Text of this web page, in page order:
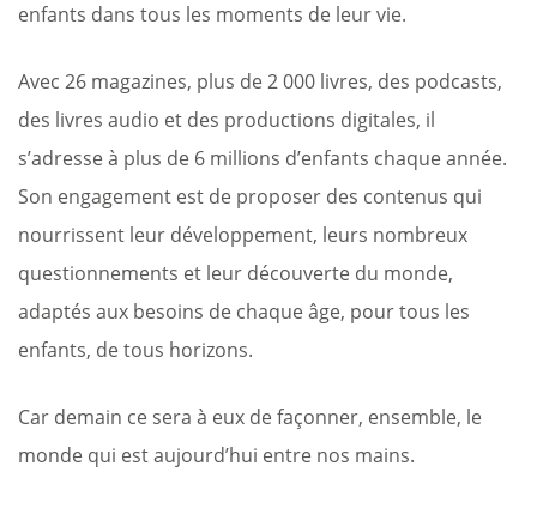
enfants dans tous les moments de leur vie.
Avec 26 magazines, plus de 2 000 livres, des podcasts,
des livres audio et des productions digitales, il
s’adresse à plus de 6 millions d’enfants chaque année.
Son engagement est de proposer des contenus qui
nourrissent leur développement, leurs nombreux
questionnements et leur découverte du monde,
adaptés aux besoins de chaque âge, pour tous les
enfants, de tous horizons.
Car demain ce sera à eux de façonner, ensemble, le
monde qui est aujourd’hui entre nos mains.